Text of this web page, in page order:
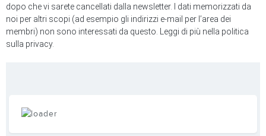
dopo che vi sarete cancellati dalla newsletter. I dati memorizzati da
noi per altri scopi (ad esempio gli indirizzi e-mail per l’area dei
membri) non sono interessati da questo. Leggi di più nella politica
sulla privacy.